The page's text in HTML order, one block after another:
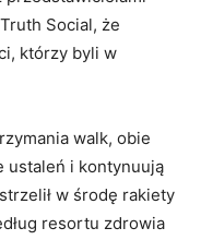
Social, że
którzy byli w
walk, obie
ustaleń i kontynuują
w środę rakiety
resortu zdrowia